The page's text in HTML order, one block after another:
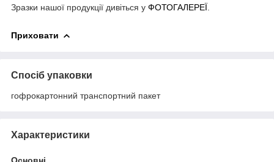
Зразки нашої продукції дивіться у ФОТОГАЛЕРЕЇ
Приховати
Спосіб упаковки
гофрокартонний транспортний пакет
Характеристики
Основні